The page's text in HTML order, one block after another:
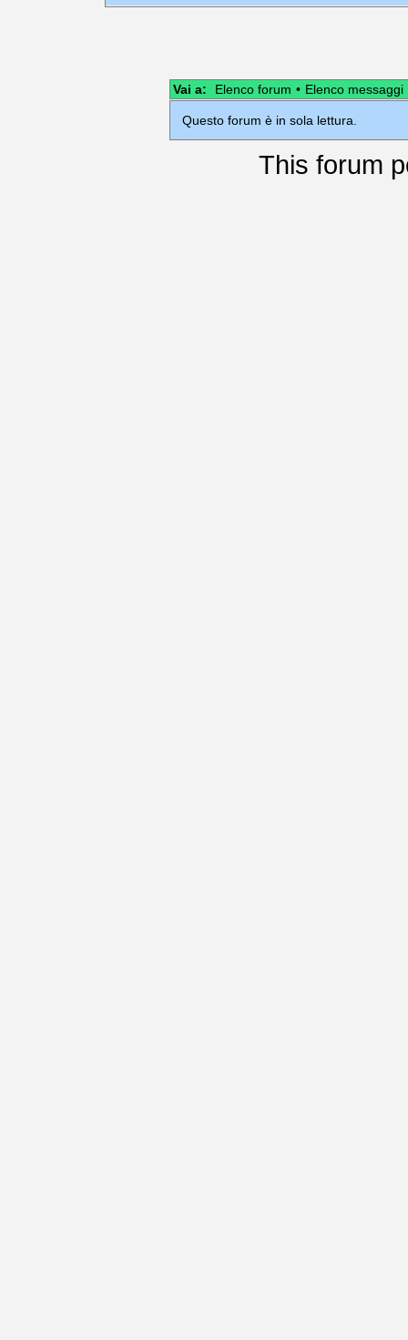
Vai a: Elenco forum • Elenco messaggi
Questo forum è in sola lettura.
This forum